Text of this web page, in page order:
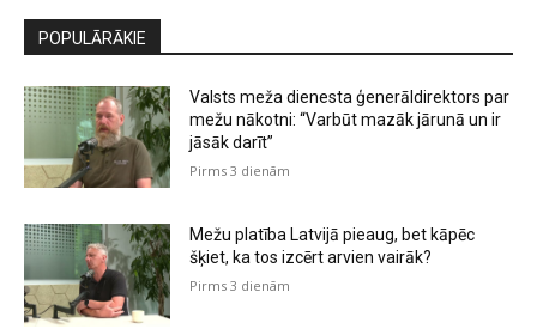
POPULĀRĀKIE
Valsts meža dienesta ģenerāldirektors par
mežu nākotni: “Varbūt mazāk jārunā un ir
jāsāk darīt”
Pirms 3 dienām
Mežu platība Latvijā pieaug, bet kāpēc
šķiet, ka tos izcērt arvien vairāk?
Pirms 3 dienām